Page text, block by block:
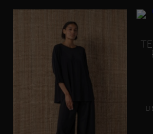
Dieses Produkt weist mehrere Varianten auf. Die Optionen können auf der Produktseite gewählt werden